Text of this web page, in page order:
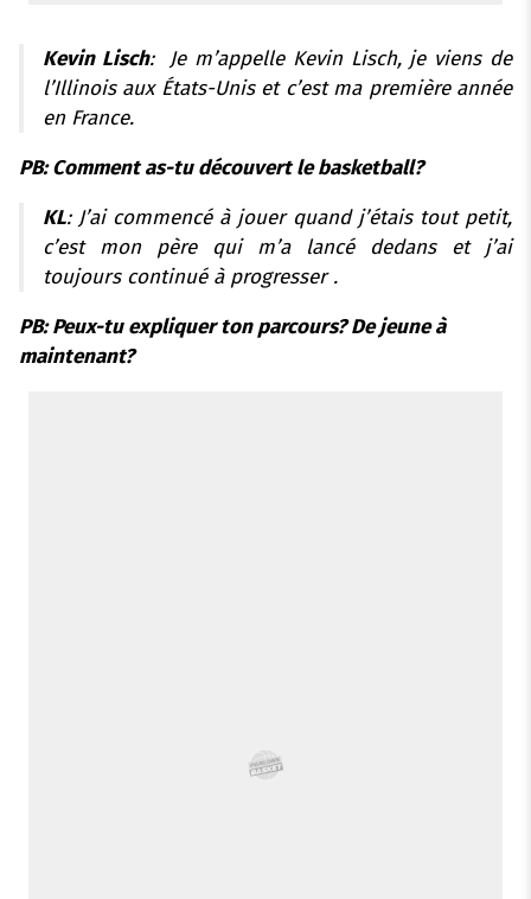
Kevin Lisch: Je m’appelle Kevin Lisch, je viens de
l’Illinois aux États-Unis et c’est ma première année
en France.
PB: Comment as-tu découvert le basketball?
KL: J’ai commencé à jouer quand j’étais tout petit,
c’est mon père qui m’a lancé dedans et j’ai
toujours continué à progresser .
PB: Peux-tu expliquer ton parcours? De jeune à
maintenant?